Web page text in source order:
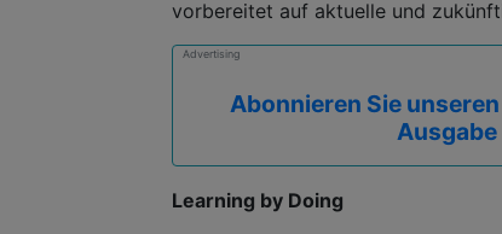
vorbereitet auf aktuelle und
Advertising
Abonnieren Sie
Learning by Doing